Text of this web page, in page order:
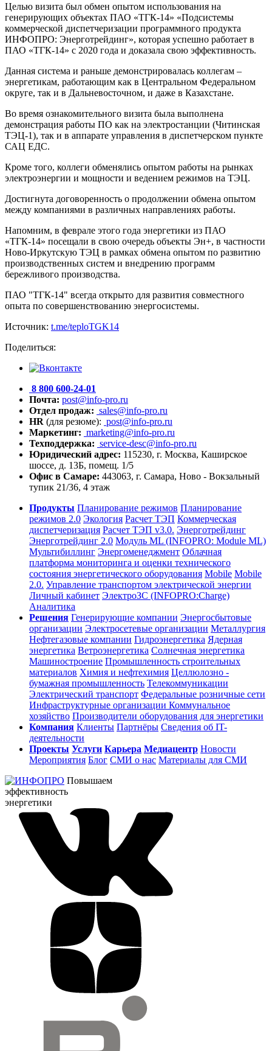
Целью визита был обмен опытом использования на
генерирующих объектах ПАО «ТГК-14» «Подсистемы
коммерческой диспетчеризации программного продукта
ИНФОПРО: Энерготрейдинг», которая успешно работает в
ПАО «ТГК-14» с 2020 года и доказала свою эффективность.
Данная система и раньше демонстрировалась коллегам –
энергетикам, работающим как в Центральном Федеральном
округе, так и в Дальневосточном, и даже в Казахстане.
Во время ознакомительного визита была выполнена
демонстрация работы ПО как на электростанции (Читинская
ТЭЦ-1), так и в аппарате управления в диспетчерском пункте
САЦ ЕДС.
Кроме того, коллеги обменялись опытом работы на рынках
электроэнергии и мощности и ведением режимов на ТЭЦ.
Достигнута договоренность о продолжении обмена опытом
между компаниями в различных направлениях работы.
Напомним, в феврале этого года энергетики из ПАО
«ТГК-14» посещали в свою очередь объекты Эн+, в частности
Ново-Иркутскую ТЭЦ в рамках обмена опытом по развитию
производственных систем и внедрению программ
бережливого производства.
ПАО "ТГК-14" всегда открыто для развития совместного
опыта по совершенствованию энергосистемы.
Источник: t.me/teploTGK14
Поделиться:
8 800 600-24-01
Почта: post@info-pro.ru
Отдел продаж: sales@info-pro.ru
HR (для резюме): post@info-pro.ru
Маркетинг: marketing@info-pro.ru
Техподдержка: service-desc@info-pro.ru
Юридический адрес: 115230, г. Москва, Каширское
шоссе, д. 13Б, помещ. 1/5
Офис в Самаре: 443063, г. Самара, Ново - Вокзальный
тупик 21/36, 4 этаж
Продукты Планирование режимов Планирование
режимов 2.0 Экология Расчет ТЭП Коммерческая
диспетчеризация Расчет ТЭП v3.0. Энерготрейдинг
Энерготрейдинг 2.0 Модуль ML (INFOPRO: Module ML)
Мультибиллинг Энергоменеджмент Облачная
платформа мониторинга и оценки технического
состояния энергетического оборудования Mobile Mobile
2.0. Управление транспортом электрической энергии
Личный кабинет ЭлектроЗС (INFOPRO:Charge)
Аналитика
Решения Генерирующие компании Энергосбытовые
организации Электросетевые организации Металлургия
Нефтегазовые компании Гидроэнергетика Ядерная
энергетика Ветроэнергетика Солнечная энергетика
Машиностроение Промышленность строительных
материалов Химия и нефтехимия Целлюлозно -
бумажная промышленность Телекоммуникации
Электрический транспорт Федеральные розничные сети
Инфраструктурные организации Коммунальное
хозяйство Производители оборудования для энергетики
Компания Клиенты Партнёры Сведения об IT-
деятельности
Проекты Услуги Карьера Медиацентр Новости
Мероприятия Блог СМИ о нас Материалы для СМИ
Повышаем
эффективность
энергетики